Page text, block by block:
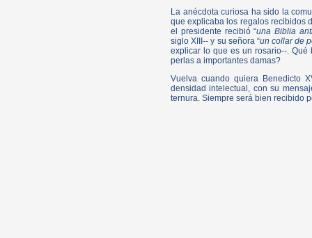
La anécdota curiosa ha sido la
que explicaba los regalos recibidos
el presidente recibió “una Biblia
siglo XIII-- y su señora “un collar de
explicar lo que es un rosario--.
perlas a importantes damas?
Vuelva cuando quiera Benedicto
densidad intelectual, con su
ternura. Siempre será bien recibido